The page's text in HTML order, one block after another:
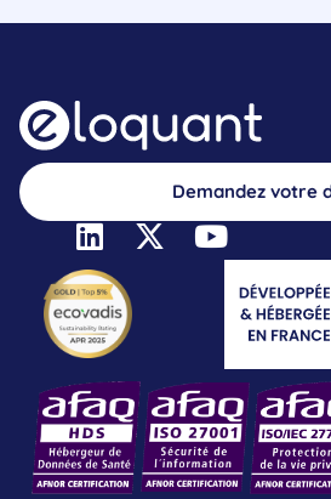
Demandez votre